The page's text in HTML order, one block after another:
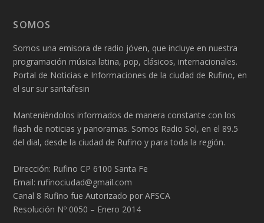
SOMOS
Somos una emisora de radio jóven, que incluye en nuestra
programación música latina, pop, clásicos, internacionales.
Portal de Noticias e Informaciones de la ciudad de Rufino, en
el sur sur santafesin
Manteniéndolos informados de manera constante con los
flash de noticias y panoramas. Somos Radio Sol, en el 89.5
del dial, desde la ciudad de Rufino y para toda la región.
Dirección: Rufino CP 6100 Santa Fe
Email: rufinociudad@gmail.com
Canal 8 Rufino fue Autorizado por AFSCA
Resolución Nº 0050 – Enero 2014